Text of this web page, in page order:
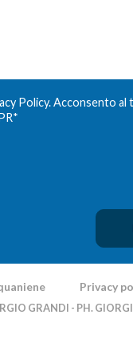
Policy. Acconsento
*
Privacy
GRANDI - PH.